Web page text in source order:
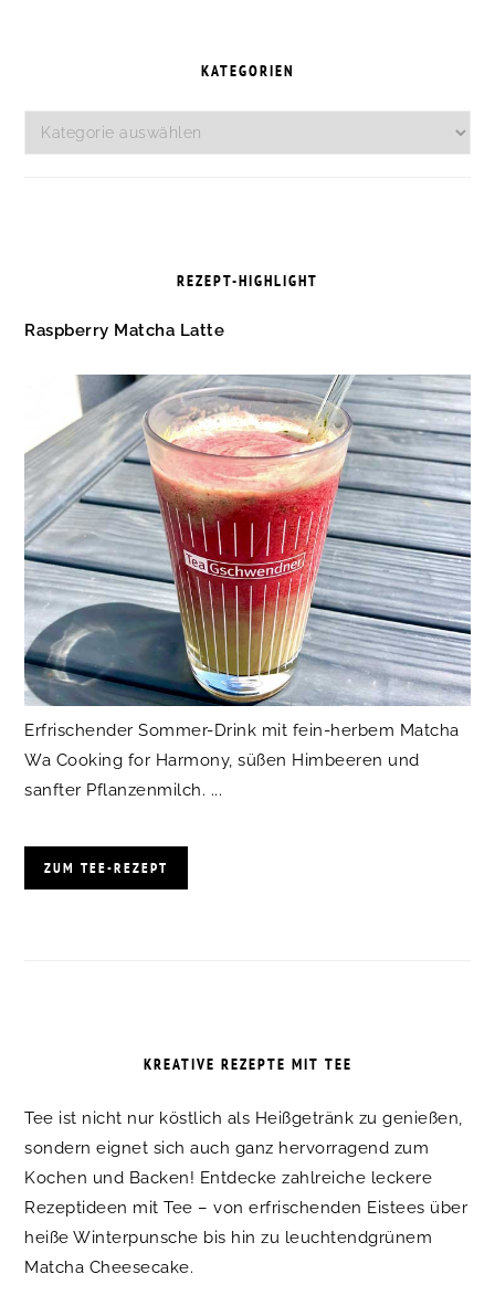
KATEGORIEN
Kategorien
REZEPT-HIGHLIGHT
Raspberry Matcha Latte
Erfrischender Sommer-Drink mit fein-herbem Matcha
Wa Cooking for Harmony, süßen Himbeeren und
sanfter Pflanzenmilch. ...
ZUM TEE-REZEPT
KREATIVE REZEPTE MIT TEE
Tee ist nicht nur köstlich als Heißgetränk zu genießen,
sondern eignet sich auch ganz hervorragend zum
Kochen und Backen! Entdecke zahlreiche leckere
Rezeptideen mit Tee – von erfrischenden Eistees über
heiße Winterpunsche bis hin zu leuchtendgrünem
Matcha Cheesecake.